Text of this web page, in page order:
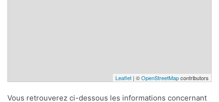
Leaflet | ©OpenStreetMapcontributors
Vous retrouverez ci-dessous les informations concernant